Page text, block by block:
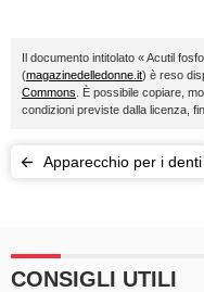
Il documento intitolato « Acutil
(magazinedelledonne.it) è reso
Commons . È possibile copiare,
condizioni previste dalla licenza,
Apparecchio per i denti
CONSIGLI UTILI